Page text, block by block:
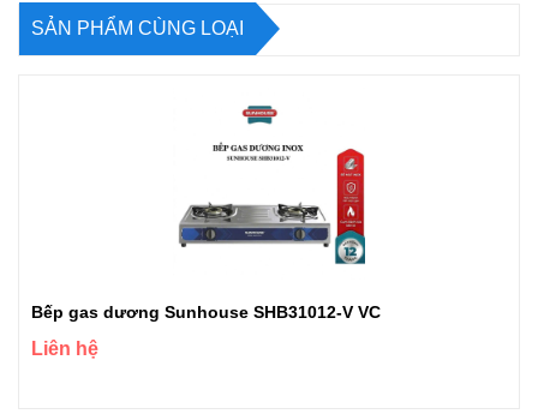
SẢN PHẨM CÙNG LOẠI
Bếp gas dương Sunhouse SHB31012-V VC
Liên hệ